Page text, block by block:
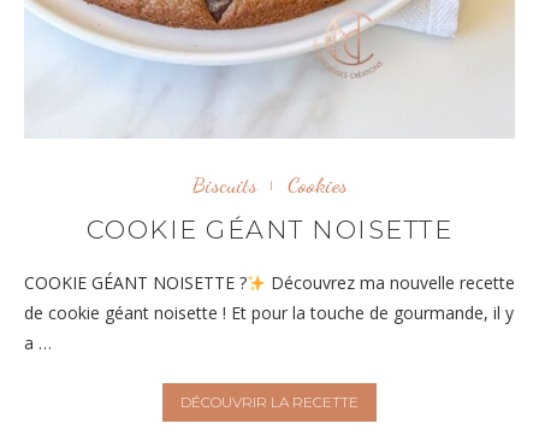
Biscuits Cookies
COOKIE GÉANT NOISETTE
COOKIE GÉANT NOISETTE ?
Découvrez ma nouvelle recette
de cookie géant noisette ! Et pour la touche de gourmande, il y
a …
DÉCOUVRIR LA RECETTE